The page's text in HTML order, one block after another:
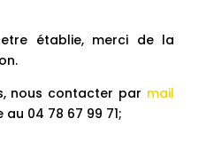
établie, merci de la
nous contacter par mail
04 78 67 99 71;